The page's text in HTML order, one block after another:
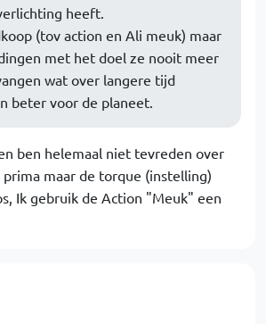
heeft.
(tov action en Ali meuk) maar
met het doel ze nooit meer
wat over langere tijd
beter voor de planeet.
ben helemaal niet tevreden over
maar de torque (instelling)
Ik gebruik de Action "Meuk" een